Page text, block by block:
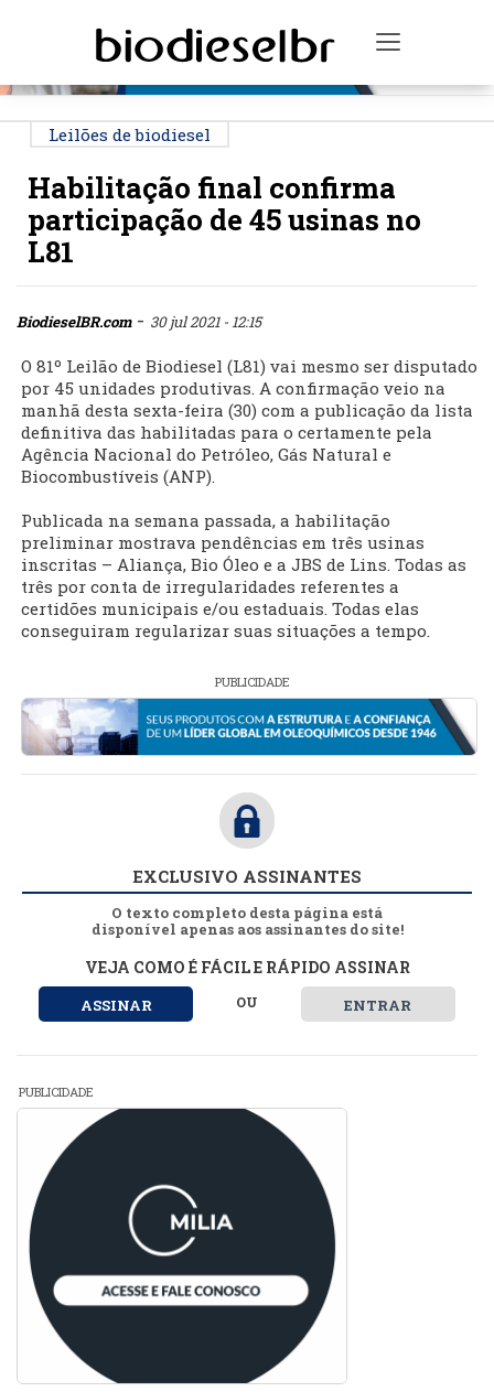
Toggle
Leilões de biodiesel
Habilitação final confirma
participação de 45 usinas no
L81
BiodieselBR.com- 30 jul 2021 - 12:15
O 81º Leilão de Biodiesel (L81) vai mesmo ser disputado
por 45 unidades produtivas. A confirmação veio na
manhã desta sexta-feira (30) com a publicação da lista
definitiva das habilitadas para o certamente pela
Agência Nacional do Petróleo, Gás Natural e
Biocombustíveis (ANP).
Publicada na semana passada, a habilitação
preliminar mostrava pendências em três usinas
inscritas – Aliança, Bio Óleo e a JBS de Lins. Todas as
três por conta de irregularidades referentes a
certidões municipais e/ou estaduais. Todas elas
conseguiram regularizar suas situações a tempo.
PUBLICIDADE
EXCLUSIVO ASSINANTES
O texto completo desta página está
disponível apenas aos assinantes do site!
VEJA COMO É FÁCIL E RÁPIDO ASSINAR
ASSINAR OU ENTRAR
PUBLICIDADE